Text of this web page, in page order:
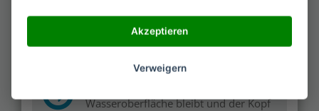
Eine Hundeschwimmweste sorgt dafür,
Wasseroberfläche bleibt und der Kopf
Akzeptieren
Verweigern